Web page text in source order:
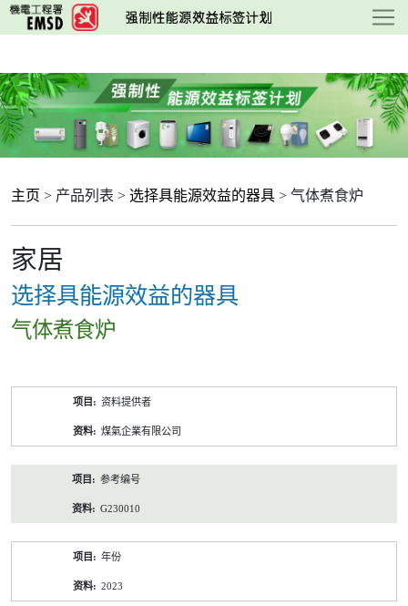
跳
至
要
内
容
主页 > 产品列表 > 选择具能源效益的器具 > 气体煮食炉
家居
选择具能源效益的器具
气体煮食炉
资料提供者
煤氣企業有限公司
参考编号
G230010
年份
2023